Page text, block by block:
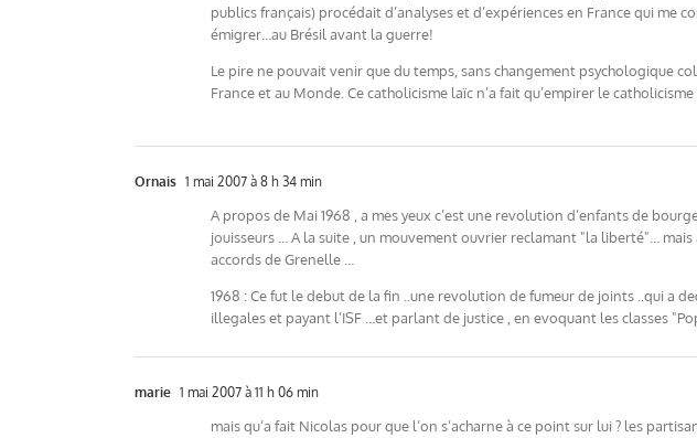
publics français) procédait d’analyses et d’expériences en France qui me
émigrer…au Brésil avant la guerre!
Le pire ne pouvait venir que du temps, sans changement psychologique
France et au Monde. Ce catholicisme laïc n’a fait qu’empirer le catholicisme
Ornais 1 mai 2007 à 8 h 34 min
A propos de Mai 1968 , a mes yeux c’est une revolution d’enfants de
jouisseurs … A la suite , un mouvement ouvrier reclamant "la liberté"…
accords de Grenelle …
1968 : Ce fut le debut de la fin ..une revolution de fumeur de joints ..qui a
illegales et payant l’ISF …et parlant de justice , en evoquant les classes
marie 1 mai 2007 à 11 h 06 min
mais qu’a fait Nicolas pour que l’on s’acharne à ce point sur lui ? les